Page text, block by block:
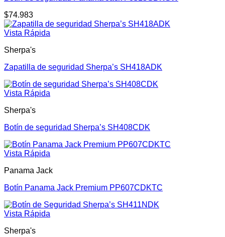
$74.983
Vista Rápida
Sherpa's
Zapatilla de seguridad Sherpa’s SH418ADK
Vista Rápida
Sherpa's
Botín de seguridad Sherpa’s SH408CDK
Vista Rápida
Panama Jack
Botín Panama Jack Premium PP607CDKTC
Vista Rápida
Sherpa's